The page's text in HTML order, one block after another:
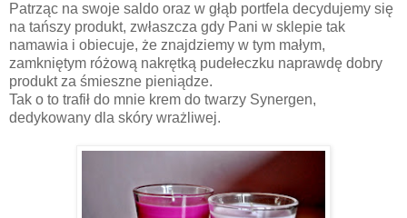
Patrząc na swoje saldo oraz w głąb portfela decydujemy się
na tańszy produkt, zwłaszcza gdy Pani w sklepie tak
namawia i obiecuje, że znajdziemy w tym małym,
zamkniętym różową nakrętką pudełeczku naprawdę dobry
produkt za śmieszne pieniądze.
Tak o to trafił do mnie krem do twarzy Synergen,
dedykowany dla skóry wrażliwej.